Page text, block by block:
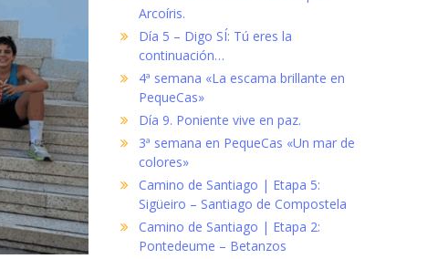
Arcoíris.
Día 5 – Digo SÍ: Tú eres la
continuación…
4ª semana «La escama brillante en
PequeCas»
Día 9. Poniente vive en paz.
3ª semana en PequeCas «Un mar de
colores»
Camino de Santiago | Etapa 5:
Sigüeiro – Santiago de Compostela
Camino de Santiago | Etapa 2:
Pontedeume – Betanzos